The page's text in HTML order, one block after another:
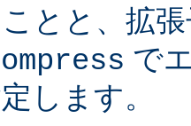
とと、拡
で
します。